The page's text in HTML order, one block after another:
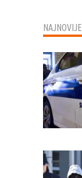
NAJNOVIJE